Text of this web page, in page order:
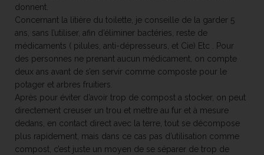
donnent.
Concernant la litière du toilette, je conseille de la garder 5
ans, sans l’utiliser, afin d’éliminer bactéries, reste de
médicaments ( pilules, anti-dépresseurs, et Cie) Etc . Pour
des personnes ne prenant aucun médicament, on compte
deux ans avant de s’en servir comme composte pour le
potager et arbres fruitiers.
Après pour éviter d’avoir trop de compost a stocker, on peut
directement creuser un trou et mettre au fur et à mesure
dedans, en contact direct avec la terre, tout se décompose
plus rapidement, mais dans ce cas pas d’utilisation comme
compost, c’est juste un moyen de se séparer de trop de